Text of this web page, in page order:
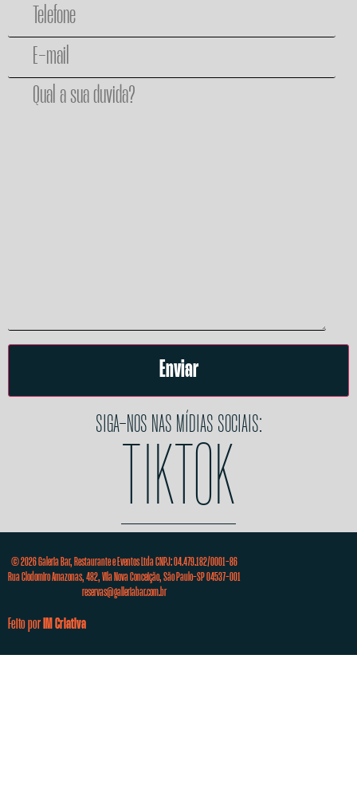
SIGA-NOS NAS MÍDIAS SOCIAIS:
TIKTOK
© 2026 Galeria Bar, Restaurante e Eventos Ltda CNPJ: 04.479.182/0001-86
Rua Clodomiro Amazonas, 482, Vila Nova Conceição, São Paulo-SP 04537-001
reservas@galleriabar.com.br
Feito por IM Criativa